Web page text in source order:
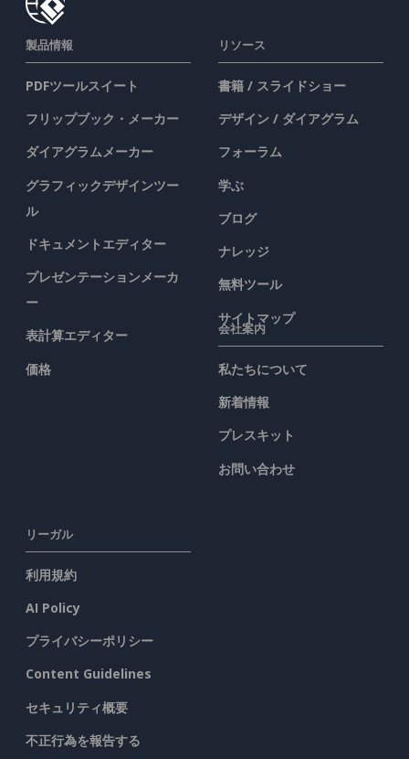
製品情報
PDFツールスイート
フリップブック・メーカー
ダイアグラムメーカー
グラフィックデザインツー
ル
ドキュメントエディター
プレゼンテーションメーカ
ー
表計算エディター
価格
リソース
書籍 / スライドショー
デザイン / ダイアグラム
フォーラム
学ぶ
ブログ
ナレッジ
無料ツール
サイトマップ
会社案内
私たちについて
新着情報
プレスキット
お問い合わせ
リーガル
利用規約
AI Policy
プライバシーポリシー
Content Guidelines
セキュリティ概要
不正行為を報告する